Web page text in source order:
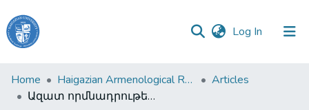
Log In (current)
Haigazian
University
Home Haigazian Armenological Review
Articles
Ազատ որմնադրութեան մուտքը Օսմանեան կայսրութիւն եւ Պոլսոյ հայկական «սէր» օթեակը ԺԹ. դարուն